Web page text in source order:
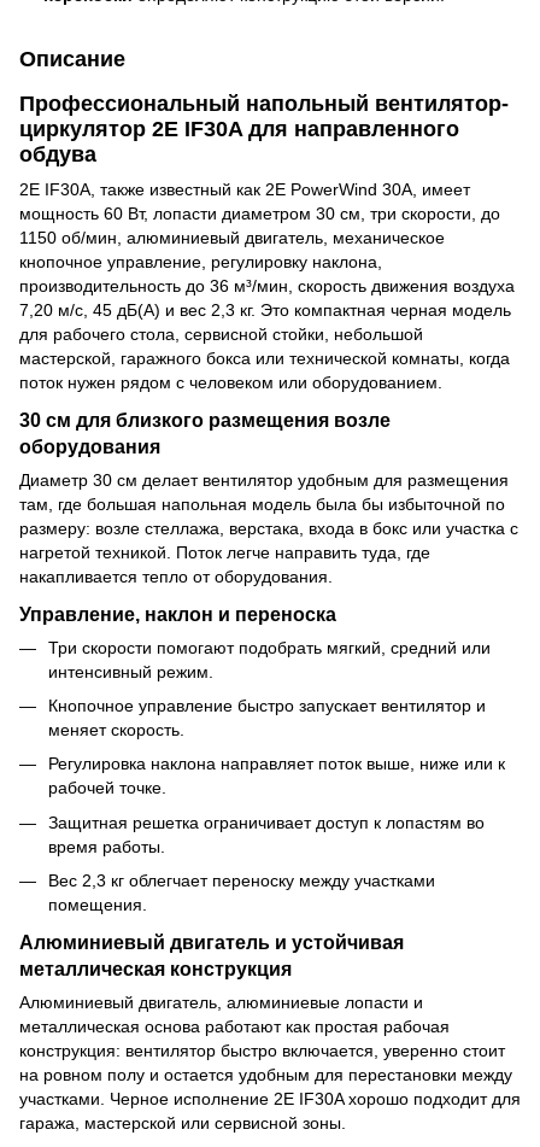
Описание
Профессиональный напольный вентилятор-
циркулятор 2E IF30A для направленного
обдува
2E IF30A, также известный как 2E PowerWind 30A, имеет
мощность 60 Вт, лопасти диаметром 30 см, три скорости, до
1150 об/мин, алюминиевый двигатель, механическое
кнопочное управление, регулировку наклона,
производительность до 36 м³/мин, скорость движения воздуха
7,20 м/с, 45 дБ(А) и вес 2,3 кг. Это компактная черная модель
для рабочего стола, сервисной стойки, небольшой
мастерской, гаражного бокса или технической комнаты, когда
поток нужен рядом с человеком или оборудованием.
30 см для близкого размещения возле
оборудования
Диаметр 30 см делает вентилятор удобным для размещения
там, где большая напольная модель была бы избыточной по
размеру: возле стеллажа, верстака, входа в бокс или участка с
нагретой техникой. Поток легче направить туда, где
накапливается тепло от оборудования.
Управление, наклон и переноска
Три скорости помогают подобрать мягкий, средний или
интенсивный режим.
Кнопочное управление быстро запускает вентилятор и
меняет скорость.
Регулировка наклона направляет поток выше, ниже или к
рабочей точке.
Защитная решетка ограничивает доступ к лопастям во
время работы.
Вес 2,3 кг облегчает переноску между участками
помещения.
Алюминиевый двигатель и устойчивая
металлическая конструкция
Алюминиевый двигатель, алюминиевые лопасти и
металлическая основа работают как простая рабочая
конструкция: вентилятор быстро включается, уверенно стоит
на ровном полу и остается удобным для перестановки между
участками. Черное исполнение 2E IF30A хорошо подходит для
гаража, мастерской или сервисной зоны.